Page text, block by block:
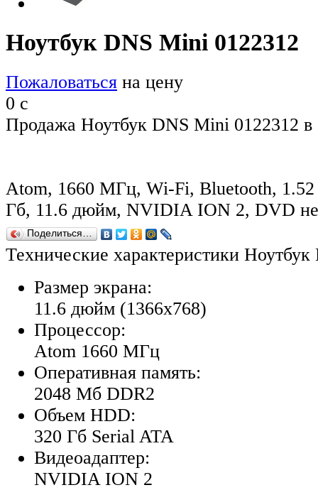
Ноутбук DNS Mini 0122312
Пожаловаться на цену
0 c
Продажа Ноутбук DNS Mini 0122312 в
Atom, 1660 МГц, Wi-Fi, Bluetooth,
Гб, 11.6 дюйм, NVIDIA ION 2, DVD
Поделиться…
Технические характеристики
Размер экрана:
11.6 дюйм (1366x768)
Процессор:
Atom 1660 МГц
Оперативная память:
2048 Мб DDR2
Объем HDD:
320 Гб Serial ATA
Видеоадаптер:
NVIDIA ION 2